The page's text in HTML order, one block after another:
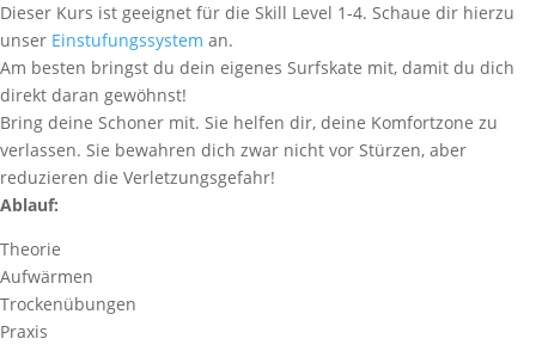
Dieser Kurs ist geeignet für die Skill Level 1-4. Schaue dir hierzu
unser Einstufungssystem an.
Am besten bringst du dein eigenes Surfskate mit, damit du dich
direkt daran gewöhnst!
Bring deine Schoner mit. Sie helfen dir, deine Komfortzone zu
verlassen. Sie bewahren dich zwar nicht vor Stürzen, aber
reduzieren die Verletzungsgefahr!
Ablauf:
Theorie
Aufwärmen
Trockenübungen
Praxis